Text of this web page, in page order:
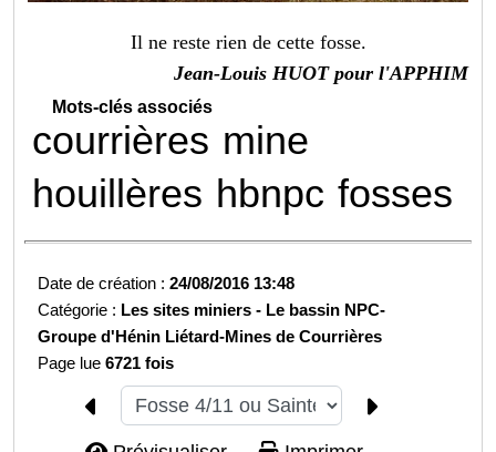
Il ne reste rien de cette fosse.
Jean-Louis HUOT pour l'APPHIM
Mots-clés associés
courrières mine
houillères hbnpc fosses
Date de création :24/08/2016 13:48
Catégorie : Les sites miniers - Le bassin NPC-
Groupe d'Hénin Liétard-Mines de Courrières
Page lue6721 fois